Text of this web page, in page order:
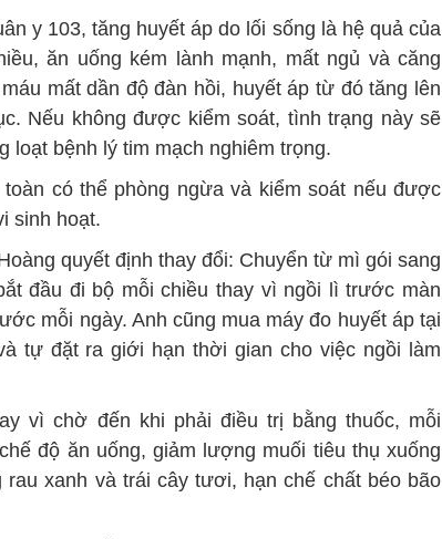
y 103, tăng huyết áp do lối sống là hệ quả của
ăn uống kém lành mạnh, mất ngủ và căng
mất dần độ đàn hồi, huyết áp từ đó tăng lên
Nếu không được kiểm soát, tình trạng này sẽ
loạt bệnh lý tim mạch nghiêm trọng.
có thể phòng ngừa và kiểm soát nếu được
sinh hoạt.
quyết định thay đổi: Chuyển từ mì gói sang
đầu đi bộ mỗi chiều thay vì ngồi lì trước màn
mỗi ngày. Anh cũng mua máy đo huyết áp tại
tự đặt ra giới hạn thời gian cho việc ngồi làm
vì chờ đến khi phải điều trị bằng thuốc, mỗi
độ ăn uống, giảm lượng muối tiêu thụ xuống
xanh và trái cây tươi, hạn chế chất béo bão